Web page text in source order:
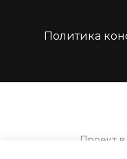
Политика
Проект в